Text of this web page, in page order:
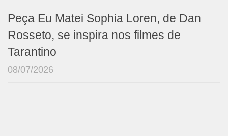
Peça Eu Matei Sophia Loren, de Dan
Rosseto, se inspira nos filmes de
Tarantino
08/07/2026